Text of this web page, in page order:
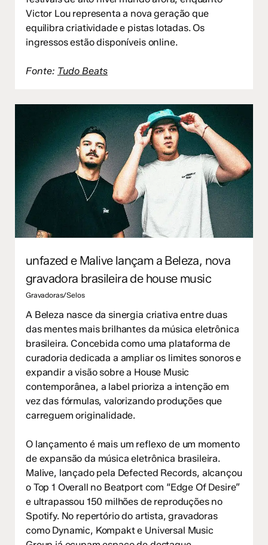
Victor Lou representa a nova geração que
equilibra criatividade e pistas lotadas. Os
ingressos estão disponíveis online.
Fonte: Tudo Beats
unfazed e Malive lançam a Beleza, nova
gravadora brasileira de house music
Gravadoras/Selos
A Beleza nasce da sinergia criativa entre duas
das mentes mais brilhantes da música eletrônica
brasileira. Concebida como uma plataforma de
curadoria dedicada a ampliar os limites sonoros e
expandir a visão sobre a House Music
contemporânea, a label prioriza a intenção em
vez das fórmulas, valorizando produções que
carreguem originalidade.
O lançamento é mais um reflexo de um momento
de expansão da música eletrônica brasileira.
Malive, lançado pela Defected Records, alcançou
o Top 1 Overall no Beatport com “Edge Of Desire”
e ultrapassou 150 milhões de reproduções no
Spotify. No repertório do artista, gravadoras
como Dynamic, Kompakt e Universal Music